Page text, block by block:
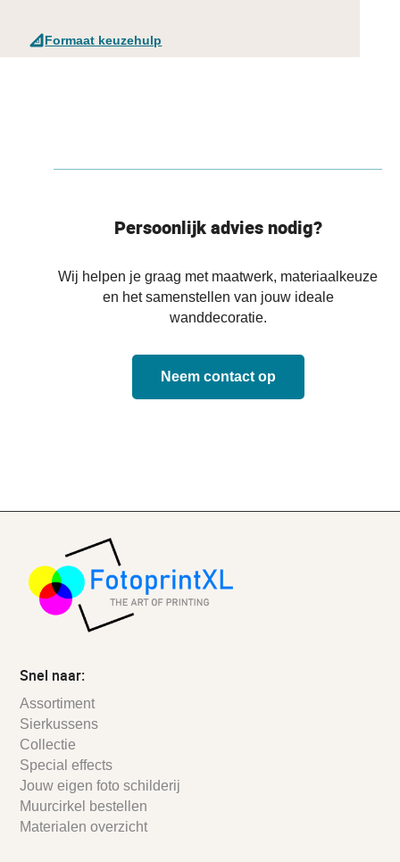
Formaat keuzehulp
Persoonlijk advies nodig?
Wij helpen je graag met maatwerk, materiaalkeuze
en het samenstellen van jouw ideale
wanddecoratie.
Neem contact op
Snel naar:
Assortiment
Sierkussens
Collectie
Special effects
Jouw eigen foto schilderij
Muurcirkel bestellen
Materialen overzicht